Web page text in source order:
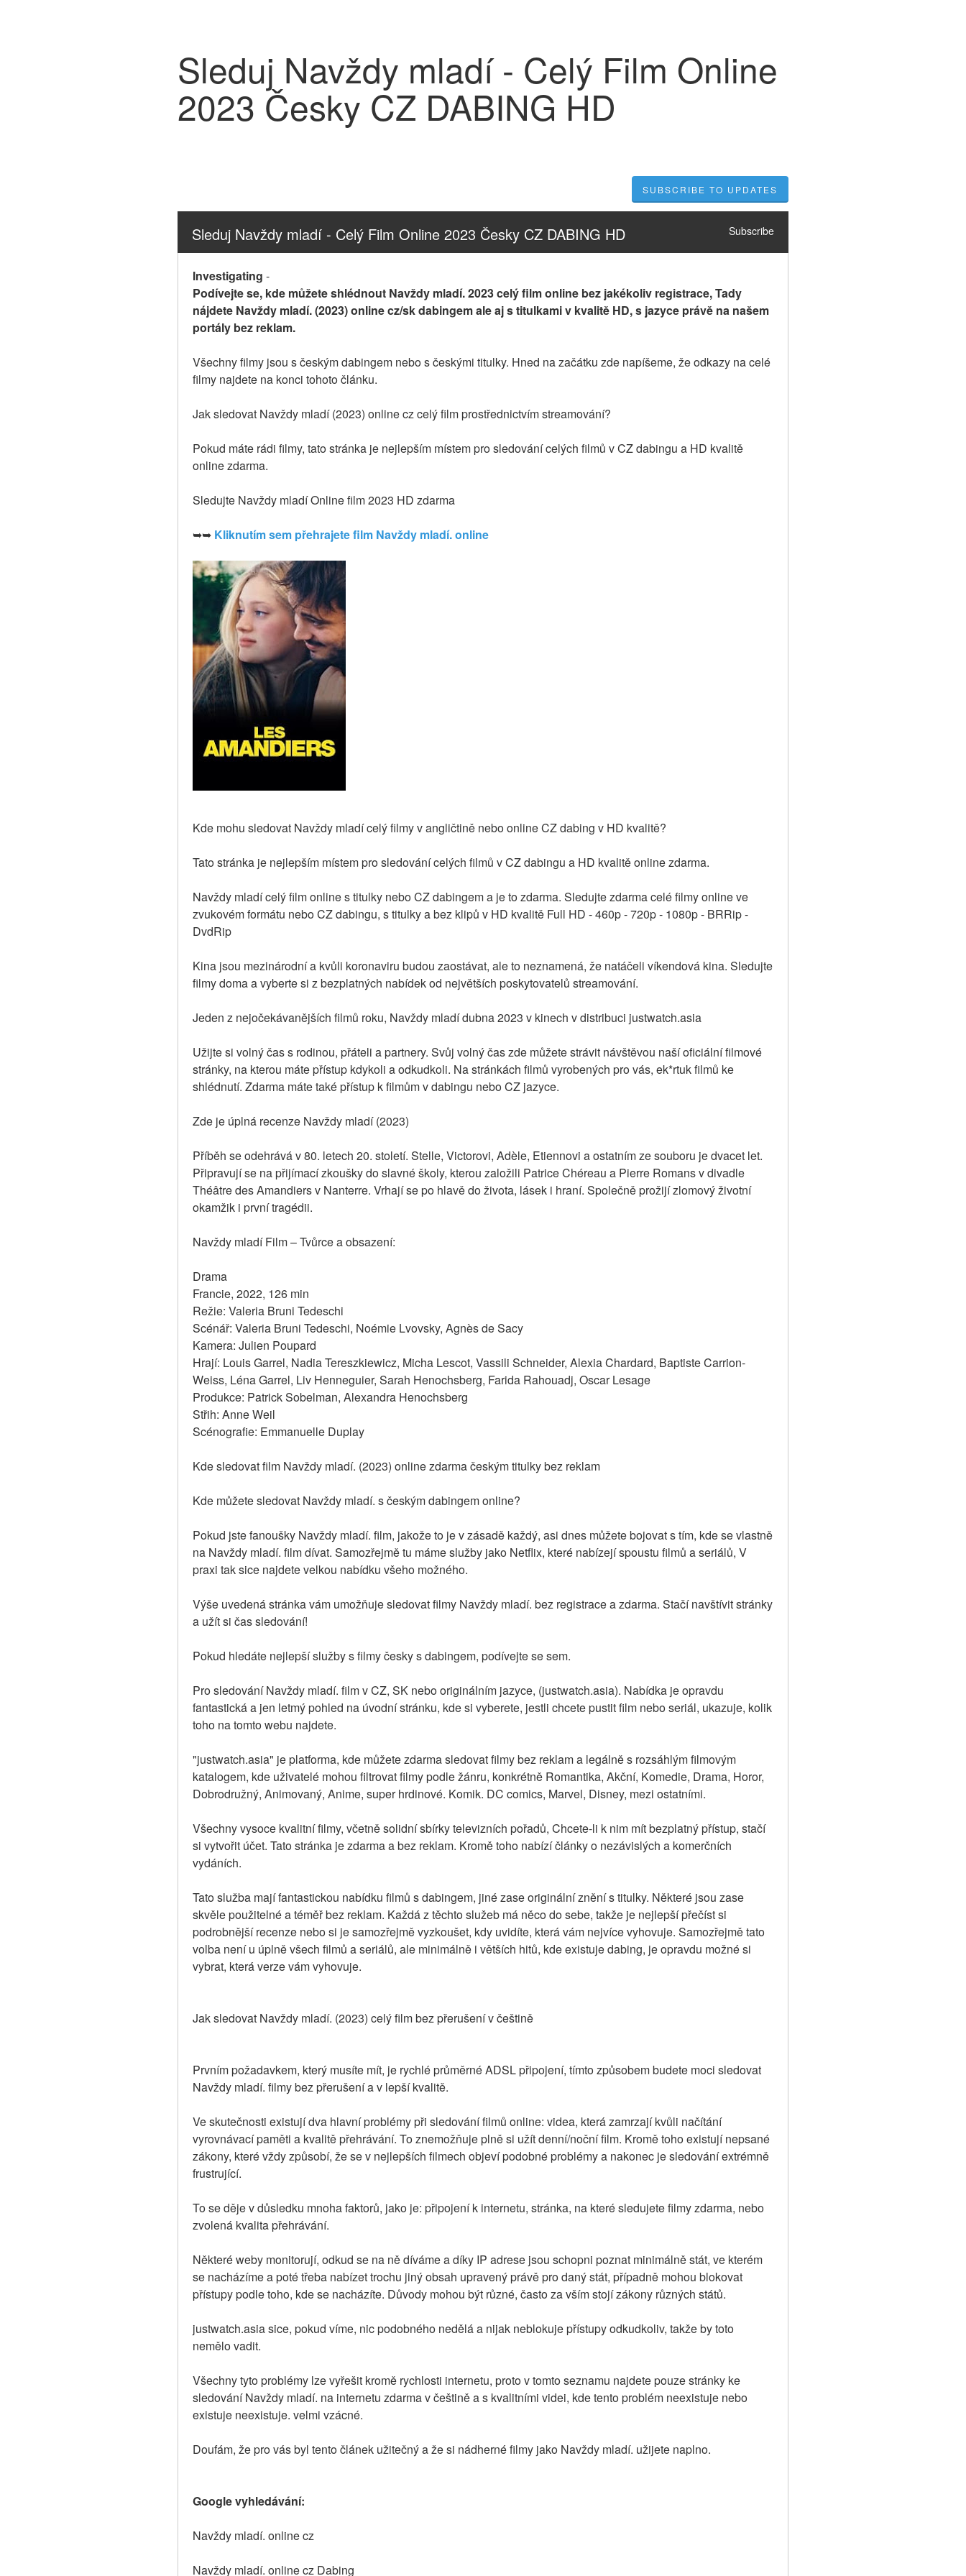
Sleduj Navždy mladí - Celý Film Online
2023 Česky CZ DABING HD
SUBSCRIBE TO UPDATES
Sleduj Navždy mladí - Celý Film Online 2023 Česky CZ DABING HD Subscribe
Investigating -
Podívejte se, kde můžete shlédnout Navždy mladí. 2023 celý film online bez jakékoliv registrace, Tady
nájdete Navždy mladí. (2023) online cz/sk dabingem ale aj s titulkami v kvalitě HD, s jazyce právě na našem
portály bez reklam.
Všechny filmy jsou s českým dabingem nebo s českými titulky. Hned na začátku zde napíšeme, že odkazy na celé
filmy najdete na konci tohoto článku.
Jak sledovat Navždy mladí (2023) online cz celý film prostřednictvím streamování?
Pokud máte rádi filmy, tato stránka je nejlepším místem pro sledování celých filmů v CZ dabingu a HD kvalitě
online zdarma.
Sledujte Navždy mladí Online film 2023 HD zdarma
➥➥ Kliknutím sem přehrajete film Navždy mladí. online
Kde mohu sledovat Navždy mladí celý filmy v angličtině nebo online CZ dabing v HD kvalitě?
Tato stránka je nejlepším místem pro sledování celých filmů v CZ dabingu a HD kvalitě online zdarma.
Navždy mladí celý film online s titulky nebo CZ dabingem a je to zdarma. Sledujte zdarma celé filmy online ve
zvukovém formátu nebo CZ dabingu, s titulky a bez klipů v HD kvalitě Full HD - 460p - 720p - 1080p - BRRip -
DvdRip
Kina jsou mezinárodní a kvůli koronaviru budou zaostávat, ale to neznamená, že natáčeli víkendová kina. Sledujte
filmy doma a vyberte si z bezplatných nabídek od největších poskytovatelů streamování.
Jeden z nejočekávanějších filmů roku, Navždy mladí dubna 2023 v kinech v distribuci justwatch.asia
Užijte si volný čas s rodinou, přáteli a partnery. Svůj volný čas zde můžete strávit návštěvou naší oficiální filmové
stránky, na kterou máte přístup kdykoli a odkudkoli. Na stránkách filmů vyrobených pro vás, ek*rtuk filmů ke
shlédnutí. Zdarma máte také přístup k filmům v dabingu nebo CZ jazyce.
Zde je úplná recenze Navždy mladí (2023)
Příběh se odehrává v 80. letech 20. století. Stelle, Victorovi, Adèle, Etiennovi a ostatním ze souboru je dvacet let.
Připravují se na přijímací zkoušky do slavné školy, kterou založili Patrice Chéreau a Pierre Romans v divadle
Théâtre des Amandiers v Nanterre. Vrhají se po hlavě do života, lásek i hraní. Společně prožijí zlomový životní
okamžik i první tragédii.
Navždy mladí Film – Tvůrce a obsazení:
Drama
Francie, 2022, 126 min
Režie: Valeria Bruni Tedeschi
Scénář: Valeria Bruni Tedeschi, Noémie Lvovsky, Agnès de Sacy
Kamera: Julien Poupard
Hrají: Louis Garrel, Nadia Tereszkiewicz, Micha Lescot, Vassili Schneider, Alexia Chardard, Baptiste Carrion-
Weiss, Léna Garrel, Liv Henneguier, Sarah Henochsberg, Farida Rahouadj, Oscar Lesage
Produkce: Patrick Sobelman, Alexandra Henochsberg
Střih: Anne Weil
Scénografie: Emmanuelle Duplay
Kde sledovat film Navždy mladí. (2023) online zdarma českým titulky bez reklam
Kde můžete sledovat Navždy mladí. s českým dabingem online?
Pokud jste fanoušky Navždy mladí. film, jakože to je v zásadě každý, asi dnes můžete bojovat s tím, kde se vlastně
na Navždy mladí. film dívat. Samozřejmě tu máme služby jako Netflix, které nabízejí spoustu filmů a seriálů, V
praxi tak sice najdete velkou nabídku všeho možného.
Výše uvedená stránka vám umožňuje sledovat filmy Navždy mladí. bez registrace a zdarma. Stačí navštívit stránky
a užít si čas sledování!
Pokud hledáte nejlepší služby s filmy česky s dabingem, podívejte se sem.
Pro sledování Navždy mladí. film v CZ, SK nebo originálním jazyce, (justwatch.asia). Nabídka je opravdu
fantastická a jen letmý pohled na úvodní stránku, kde si vyberete, jestli chcete pustit film nebo seriál, ukazuje, kolik
toho na tomto webu najdete.
"justwatch.asia" je platforma, kde můžete zdarma sledovat filmy bez reklam a legálně s rozsáhlým filmovým
katalogem, kde uživatelé mohou filtrovat filmy podle žánru, konkrétně Romantika, Akční, Komedie, Drama, Horor,
Dobrodružný, Animovaný, Anime, super hrdinové. Komik. DC comics, Marvel, Disney, mezi ostatními.
Všechny vysoce kvalitní filmy, včetně solidní sbírky televizních pořadů, Chcete-li k nim mít bezplatný přístup, stačí
si vytvořit účet. Tato stránka je zdarma a bez reklam. Kromě toho nabízí články o nezávislých a komerčních
vydáních.
Tato služba mají fantastickou nabídku filmů s dabingem, jiné zase originální znění s titulky. Některé jsou zase
skvěle použitelné a téměř bez reklam. Každá z těchto služeb má něco do sebe, takže je nejlepší přečíst si
podrobnější recenze nebo si je samozřejmě vyzkoušet, kdy uvidíte, která vám nejvíce vyhovuje. Samozřejmě tato
volba není u úplně všech filmů a seriálů, ale minimálně i větších hitů, kde existuje dabing, je opravdu možné si
vybrat, která verze vám vyhovuje.
Jak sledovat Navždy mladí. (2023) celý film bez přerušení v češtině
Prvním požadavkem, který musíte mít, je rychlé průměrné ADSL připojení, tímto způsobem budete moci sledovat
Navždy mladí. filmy bez přerušení a v lepší kvalitě.
Ve skutečnosti existují dva hlavní problémy při sledování filmů online: videa, která zamrzají kvůli načítání
vyrovnávací paměti a kvalitě přehrávání. To znemožňuje plně si užít denní/noční film. Kromě toho existují nepsané
zákony, které vždy způsobí, že se v nejlepších filmech objeví podobné problémy a nakonec je sledování extrémně
frustrující.
To se děje v důsledku mnoha faktorů, jako je: připojení k internetu, stránka, na které sledujete filmy zdarma, nebo
zvolená kvalita přehrávání.
Některé weby monitorují, odkud se na ně díváme a díky IP adrese jsou schopni poznat minimálně stát, ve kterém
se nacházíme a poté třeba nabízet trochu jiný obsah upravený právě pro daný stát, případně mohou blokovat
přístupy podle toho, kde se nacházíte. Důvody mohou být různé, často za vším stojí zákony různých států.
justwatch.asia sice, pokud víme, nic podobného nedělá a nijak neblokuje přístupy odkudkoliv, takže by toto
nemělo vadit.
Všechny tyto problémy lze vyřešit kromě rychlosti internetu, proto v tomto seznamu najdete pouze stránky ke
sledování Navždy mladí. na internetu zdarma v češtině a s kvalitními videi, kde tento problém neexistuje nebo
existuje neexistuje. velmi vzácné.
Doufám, že pro vás byl tento článek užitečný a že si nádherné filmy jako Navždy mladí. užijete naplno.
Google vyhledávání:
Navždy mladí. online cz
Navždy mladí. online cz Dabing